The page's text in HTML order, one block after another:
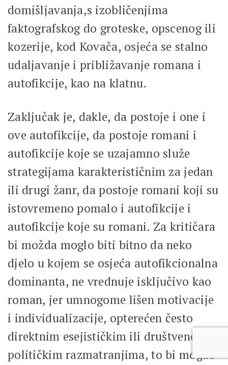
domišljavanja,s izobličenjima
faktografskog do groteske, opscenog ili
kozerije, kod Kovača, osjeća se stalno
udaljavanje i približavanje romana i
autofikcije, kao na klatnu.
Zaključak je, dakle, da postoje i one i
ove autofikcije, da postoje romani i
autofikcije koje se uzajamno služe
strategijama karakterističnim za jedan
ili drugi žanr, da postoje romani koji su
istovremeno pomalo i autofikcije i
autofikcije koje su romani. Za kritičara
bi možda moglo biti bitno da neko
djelo u kojem se osjeća autofikcionalna
dominanta, ne vrednuje isključivo kao
roman, jer umnogome lišen motivacije
i individualizacije, opterećen često
direktnim esejističkim ili društveno-
političkim razmatranjima, to bi mogao